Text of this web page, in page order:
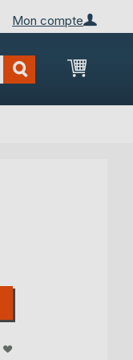
Mon compte
Mon